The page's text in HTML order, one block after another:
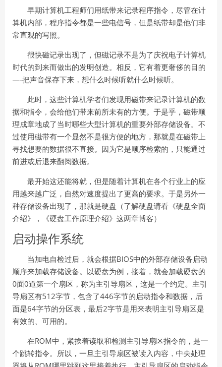
早期计算机工程师们用纸带来记录程序指令，尽管在计
算机内部，程序指令都是一些电信号，但是纸带却是他们非
常直观的写照。
很快磁记录出现了，但磁记录不是为了庆祝电子计算机
时代的到来而做出的发明创造。相反，它有着更奢侈的目的
—-把声音保存下来，想什么时候听就什么时候听。
此时，这些计算机学者们发现用磁带来记录计算机的数
据和指令，会给他们带来前所未有的方便。于是乎，磁带顺
理成章地成了当时哪些大型计算机的重要外部存储设备。不
过使用磁带有一个显然不是很方便的地方，那就是在磁带上
寻找想要的数据很不直接。因为它是顺序检索的，只能通过
前进或后退来翻阅数据。
最开始这还能将就，但是随着计算机在各个行业上的应
用越来越广泛，自然对速度提出了更高的要求。于是另外一
种存储设备出现了，那就是硬盘（了解硬盘请看《硬盘全面
介绍》，《硬盘工作原理介绍》这两章博客）
启动操作系统
当加电自检过后，就会根据BIOS中的外部存储设备启动
顺序来加载存储设备。以硬盘为例，接着，就会加载硬盘的
0面0道第一个扇区，称为主引导扇区，这是一个约定。主引
导扇区有512字节，包含了446字节的启动指令和数据，后
面是64字节的分区表，最后2字节是用来表明主引导扇区是
有效的、可用的。
在ROM中，紧挨着读取和检测主引导扇区指令的，是一
个跳转指令。所以，一旦主引导扇区被读入内容，中央处理